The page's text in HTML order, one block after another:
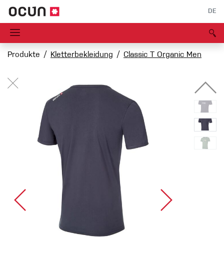
DE
Produkte Kletterbekleidung Classic T Organic Men